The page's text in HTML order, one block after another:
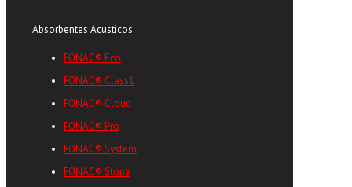
Absorbentes Acusticos
FONAC® Eco
FONAC® Class1
FONAC® Cloud
FONAC® Pro
FONAC® System
FONAC® Stone